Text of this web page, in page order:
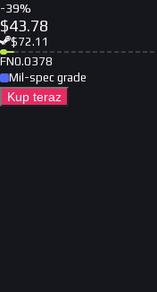
-39%
$43.78
$72.11
FN0.0378
Mil-spec grade
Kup teraz